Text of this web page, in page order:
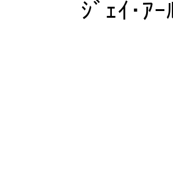
ｼﾞｪｲ･ｱ